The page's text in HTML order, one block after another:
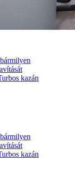
kazán
kazán